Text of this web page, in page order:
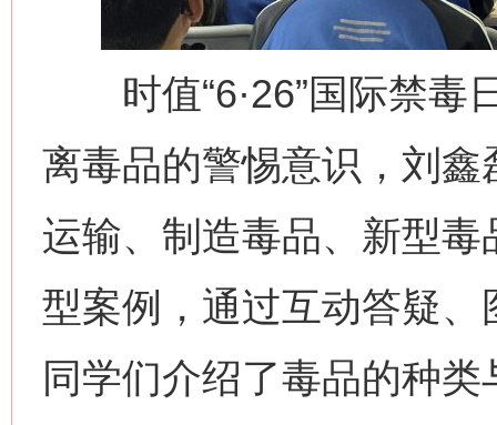
时值“6·26”国际禁毒
离毒品的警惕意识，刘
运输、制造毒品、新型
型案例，通过互动答疑
同学们介绍了毒品的种